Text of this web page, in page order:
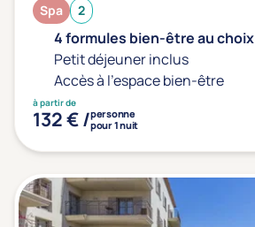
Spa 2
4 formules bien-être au choix
Petit déjeuner inclus
Accès à l'espace bien-être
à partir de
132 € /personne
pour 1 nuit